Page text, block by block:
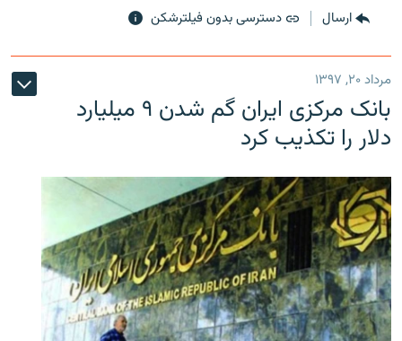
ارسال دسترسی بدون فیلترشکن
مرداد ۲۰, ۱۳۹۷
بانک مرکزی ایران گم شدن ۹ میلیارد
دلار را تکذیب کرد